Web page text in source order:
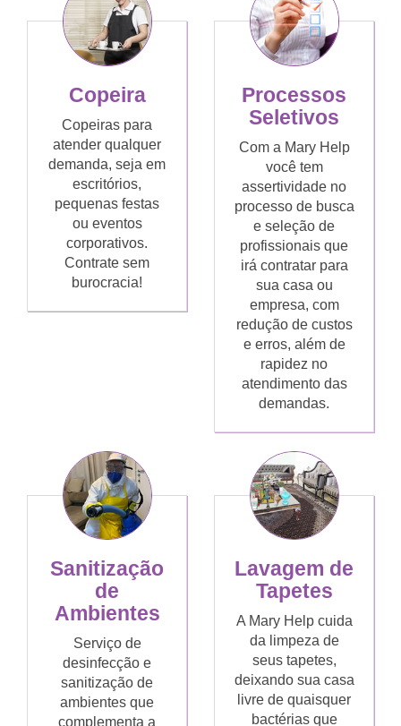
Copeira
Copeiras para
atender qualquer
demanda, seja em
escritórios,
pequenas festas
ou eventos
corporativos.
Contrate sem
burocracia!
Processos
Seletivos
Com a Mary Help
você tem
assertividade no
processo de busca
e seleção de
profissionais que
irá contratar para
sua casa ou
empresa, com
redução de custos
e erros, além de
rapidez no
atendimento das
demandas.
Sanitização
de
Ambientes
Serviço de
desinfecção e
sanitização de
ambientes que
complementa a
Lavagem de
Tapetes
A Mary Help cuida
da limpeza de
seus tapetes,
deixando sua casa
livre de quaisquer
bactérias que